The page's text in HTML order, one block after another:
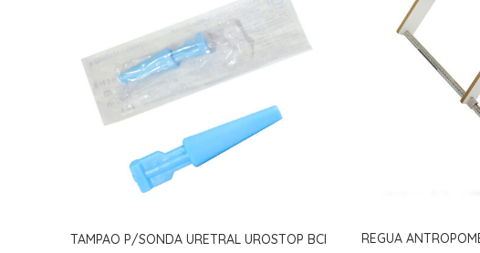
TAMPAO P/SONDA URETRAL UROSTOP BCI REGUA